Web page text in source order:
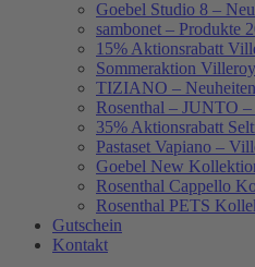
Goebel Studio 8 –
sambonet – Produkte
15% Aktionsrabatt
Sommeraktion
TIZIANO –
Rosenthal – JUNTO –
35% Aktionsrabatt
Pastaset Vapiano –
Goebel New
Rosenthal Cappello
Rosenthal PETS
Gutschein
Kontakt